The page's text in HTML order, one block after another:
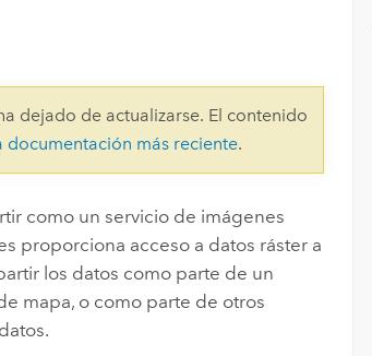
dejado de actualizarse. El contenido
documentación más reciente.
como un servicio de imágenes
proporciona acceso a datos ráster a
los datos como parte de un
mapa, o como parte de otros